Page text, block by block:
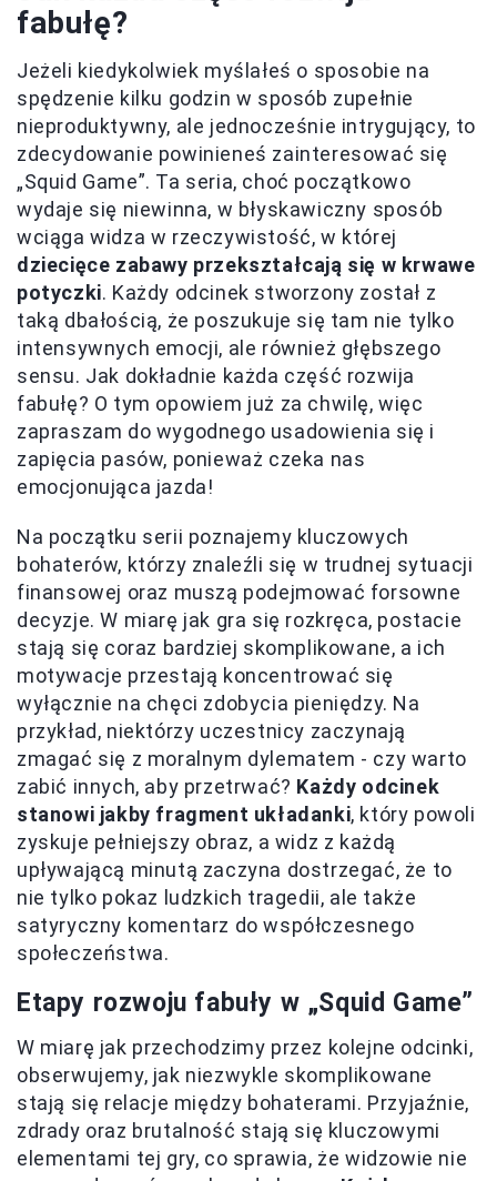
fabułę?
Jeżeli kiedykolwiek myślałeś o sposobie na
spędzenie kilku godzin w sposób zupełnie
nieproduktywny, ale jednocześnie intrygujący, to
zdecydowanie powinieneś zainteresować się
„Squid Game”. Ta seria, choć początkowo
wydaje się niewinna, w błyskawiczny sposób
wciąga widza w rzeczywistość, w której
dziecięce zabawy przekształcają się w krwawe
potyczki. Każdy odcinek stworzony został z
taką dbałością, że poszukuje się tam nie tylko
intensywnych emocji, ale również głębszego
sensu. Jak dokładnie każda część rozwija
fabułę? O tym opowiem już za chwilę, więc
zapraszam do wygodnego usadowienia się i
zapięcia pasów, ponieważ czeka nas
emocjonująca jazda!
Na początku serii poznajemy kluczowych
bohaterów, którzy znaleźli się w trudnej sytuacji
finansowej oraz muszą podejmować forsowne
decyzje. W miarę jak gra się rozkręca, postacie
stają się coraz bardziej skomplikowane, a ich
motywacje przestają koncentrować się
wyłącznie na chęci zdobycia pieniędzy. Na
przykład, niektórzy uczestnicy zaczynają
zmagać się z moralnym dylematem - czy warto
zabić innych, aby przetrwać? Każdy odcinek
stanowi jakby fragment układanki, który powoli
zyskuje pełniejszy obraz, a widz z każdą
upływającą minutą zaczyna dostrzegać, że to
nie tylko pokaz ludzkich tragedii, ale także
satyryczny komentarz do współczesnego
społeczeństwa.
Etapy rozwoju fabuły w „Squid Game”
W miarę jak przechodzimy przez kolejne odcinki,
obserwujemy, jak niezwykle skomplikowane
stają się relacje między bohaterami. Przyjaźnie,
zdrady oraz brutalność stają się kluczowymi
elementami tej gry, co sprawia, że widzowie nie